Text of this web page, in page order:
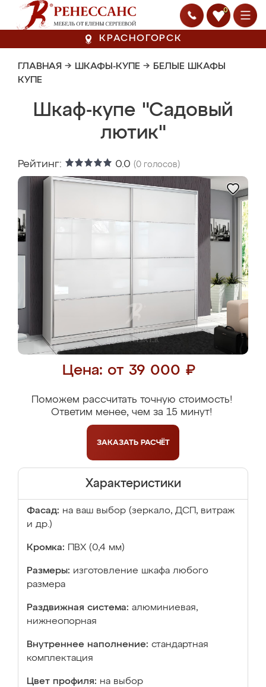
0
КРАСНОГОРСК
ГЛАВНАЯ → ШКАФЫ-КУПЕ → БЕЛЫЕ ШКАФЫ
КУПЕ
Шкаф-купе "Садовый
лютик"
Рейтинг: 0.0 (0 голосов)
Цена: от 39 000 ₽
Поможем рассчитать точную стоимость!
Ответим менее, чем за 15 минут!
ЗАКАЗАТЬ РАСЧЁТ
Характеристики
Фасад: на ваш выбор (зеркало, ДСП, витраж
и др.)
Кромка: ПВХ (0,4 мм)
Размеры: изготовление шкафа любого
размера
Раздвижная система: алюминиевая,
нижнеопорная
Внутреннее наполнение: стандартная
комплектация
Цвет профиля: на выбор